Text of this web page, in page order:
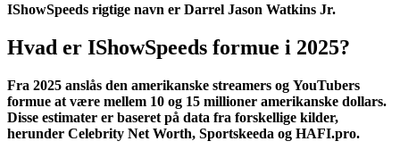
IShowSpeeds rigtige navn er Darrel Jason Watkins Jr.
Hvad er IShowSpeeds formue i 2025?
Fra 2025 anslås den amerikanske streamers og YouTubers
formue at være mellem 10 og 15 millioner amerikanske dollars.
Disse estimater er baseret på data fra forskellige kilder,
herunder Celebrity Net Worth, Sportskeeda og HAFI.pro.